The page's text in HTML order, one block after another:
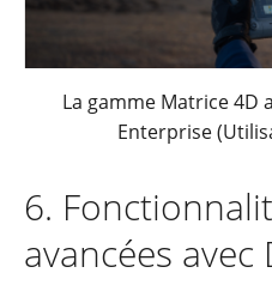
La gamme Matrice 4D
Enterprise
6.
avancées avec